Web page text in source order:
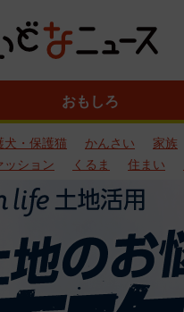
おもしろ
犬・保護猫 かんさい 家族
ッション
くるま 住まい